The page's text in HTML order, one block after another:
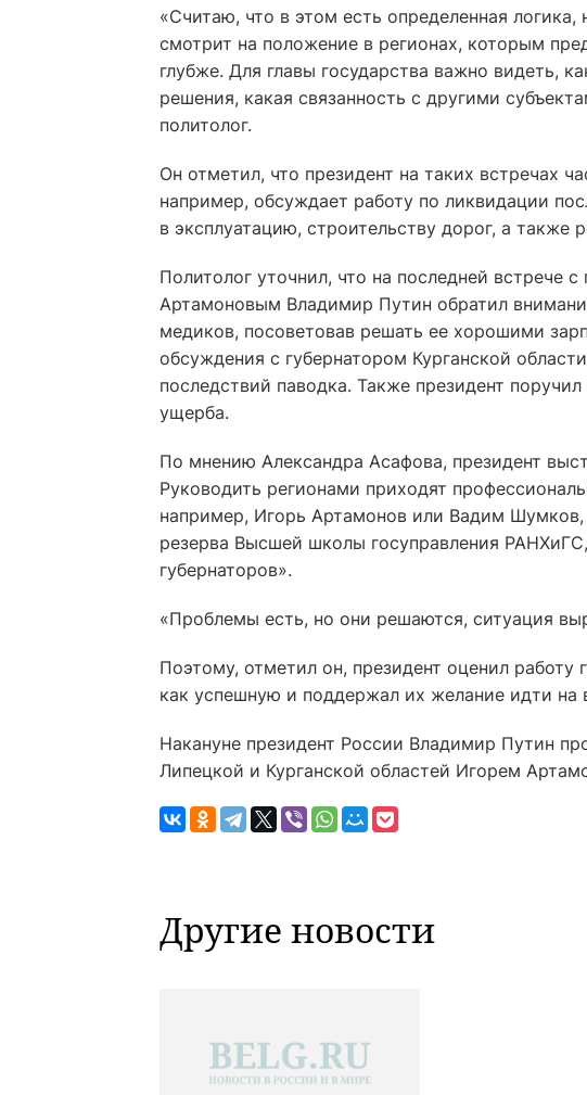
«Считаю, что в этом есть определенная
смотрит на положение в регионах, которым
глубже. Для главы государства важно видеть,
решения, какая связанность с другими
политолог.
Он отметил, что президент на таких встречах
например, обсуждает работу по ликвидации
в эксплуатацию, строительству дорог, а также
Политолог уточнил, что на последней встрече
Артамоновым Владимир Путин обратил
медиков, посоветовав решать ее хорошими
обсуждения с губернатором Курганской
последствий паводка. Также президент
ущерба.
По мнению Александра Асафова, президент
Руководить регионами приходят
например, Игорь Артамонов или Вадим
резерва Высшей школы госуправления
губернаторов».
«Проблемы есть, но они решаются, ситуация
Поэтому, отметил он, президент оценил работу
как успешную и поддержал их желание идти на
Накануне президент России Владимир Путин
Липецкой и Курганской областей Игорем
Другие новости